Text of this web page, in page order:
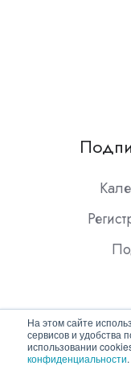
На этом сайте
сервисов и удобства
использовании
конфиденциальности.